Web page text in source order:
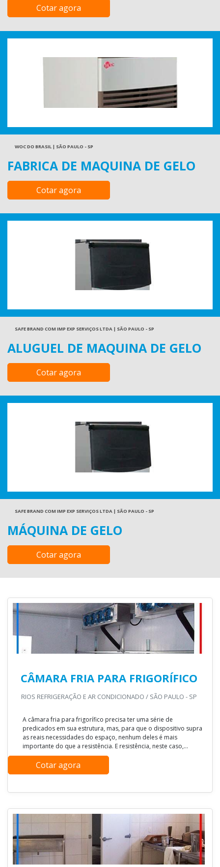
Cotar agora
WOC DO BRASIL | SÃO PAULO - SP
FABRICA DE MAQUINA DE GELO
Cotar agora
SAFE BRAND COM IMP EXP SERVIÇOS LTDA | SÃO PAULO - SP
ALUGUEL DE MAQUINA DE GELO
Cotar agora
SAFE BRAND COM IMP EXP SERVIÇOS LTDA | SÃO PAULO - SP
MÁQUINA DE GELO
Cotar agora
CÂMARA FRIA PARA FRIGORÍFICO
RIOS REFRIGERAÇÃO E AR CONDICIONADO / SÃO PAULO - SP
A câmara fria para frigorífico precisa ter uma série de
predicados em sua estrutura, mas, para que o dispositivo supra
as reais necessidades do espaço, nenhum deles é mais
importante do que a resistência. E resistência, neste caso,...
Cotar agora